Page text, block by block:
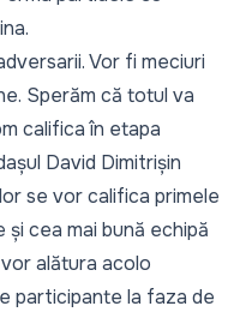
Vor fi meciuri
Sperăm că totul va
califica în etapa
David Dimitrișin
se vor califica primele
și cea mai bună echipă
alătura acolo
participante la faza de